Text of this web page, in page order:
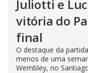
Juliotti e
vitória do
final
O destaque da
menos de uma
Wembley, no